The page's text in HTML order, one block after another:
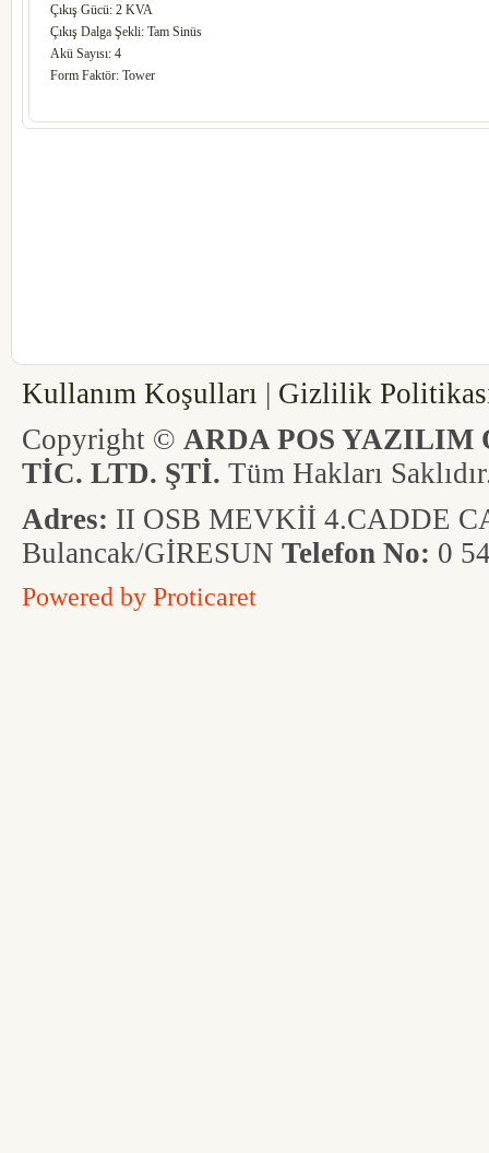
Çıkış Gücü: 2 KVA
Çıkış Dalga Şekli: Tam Sinüs
Akü Sayısı: 4
Form Faktör: Tower
Kullanım Koşulları | Gizlilik
Copyright © ARDA POS YAZILIM
TİC. LTD. ŞTİ. Tüm Hakları
Adres: II OSB MEVKİİ 4.CADDE
Bulancak/GİRESUN Telefon No: 0
Powered by Proticaret